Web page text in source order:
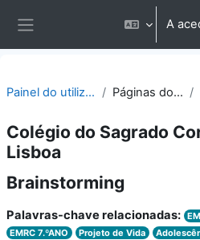
A
Painel do utilizador Páginas do site
Colégio do Sagrado
Lisboa
Brainstorming
Palavras-chave relacionadas:
EMRC 7.ºANO
Projeto de Vida